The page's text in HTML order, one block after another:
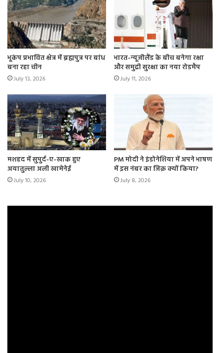
भूकंप प्रभावित क्षेत्र में ब्रह्मपुत्र पर बांध
बना रहा चीन
July 13, 2026
भारत-न्यूजीलैंड के बीच बनेगा रक्षा
और समुद्री सुरक्षा का नया रोडमैप
July 11, 2026
मशहद में सुपुर्द-ए-खाक हुए
अयातुल्ला अली खामेनेई
July 10, 2026
PM मोदी ने इंडोनेशिया में अपने भाषण
में इस नंबर का जिक्र क्यों किया?
July 8, 2026